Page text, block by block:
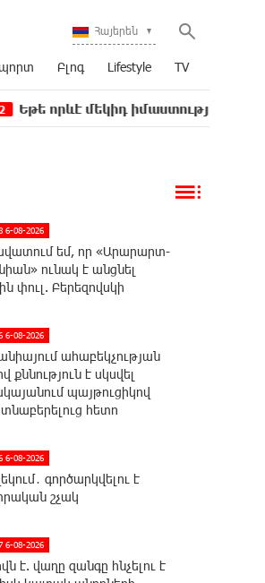
Հայերեն
Բլոգ Lifestyle TV
իմաստություն է պակասում,
6-08-2026
եմ, որ «Արարարտ-
ունակ է անցնել
փուլ. Բերեզովսկի
6-08-2026
ահաբեկչության
քննություն է սկսվել
պայթուցիկով
հետո
6-08-2026
գործարկվելու է
շչակ
6-08-2026
է. վաղը զանգը հնչելու է